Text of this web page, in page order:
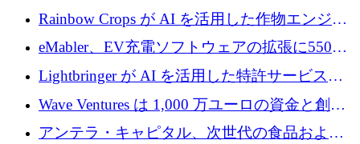
人マッチングを拡大するために 100 万ユーロ
Rainbow Crops が AI を活用した作物エンジニ
アリングを拡張するために 970 万ユーロを調
eMabler、EV充電ソフトウェアの拡張に550万
ユーロを確保
Lightbringer が AI を活用した特許サービスを
拡大するために 1,000 万ドルを調達
Wave Ventures は 1,000 万ユーロの資金と創設
者補助金で 10 周年を迎える
アンテラ・キャピタル、次世代の食品および